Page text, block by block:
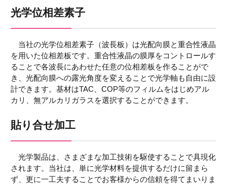
光学位相差素子
当社の光学位相差素子（波長板）は光配向膜と重合性液晶
を用いた位相差板です。重合性液晶の膜厚をコントロールす
ることで各波長にあわせた任意の位相差板を作ることがで
き、光配向膜への露光角度を変えることで光学軸も自由に設
計できます。基材はTAC、COP等のフィルムをはじめアル
カリ、無アルカリガラスを選択することができます。
貼り合せ加工
光学製品は、さまざまな加工技術を駆使することで具現化
されます。当社は、単に光学材料を提供するだけに留まら
ず、更に一工夫することでお客様からの信頼を得てまいりま